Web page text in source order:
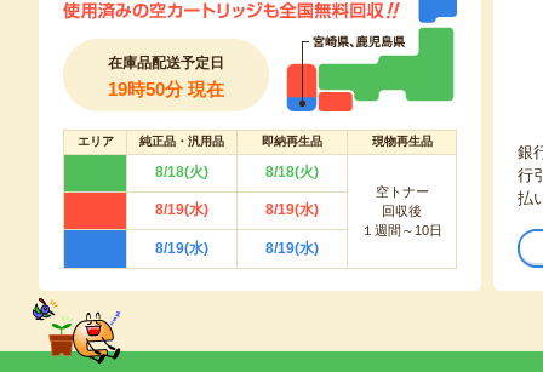
在庫品配送予定日
19時50分 現在
エリア 純正品・汎用品 即納再生品 現物再生品
8/18(火) 8/18(火)
空トナー
回収後
１週間～10日
8/19(水) 8/19(水)
8/19(水) 8/19(水)
銀
行
払